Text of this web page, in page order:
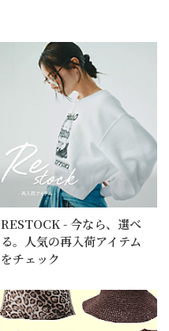
RESTOCK - 今なら、選べ
る。人気の再入荷アイテム
をチェック